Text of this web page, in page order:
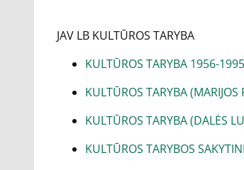
JAV LB KULTŪROS TARYBA
KULTŪROS TARYBA 1956-
KULTŪROS TARYBA
KULTŪROS TARYBA (DALĖS
KULTŪROS TARYBOS